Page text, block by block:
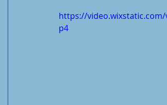
https://video.wixstatic.com/
p4